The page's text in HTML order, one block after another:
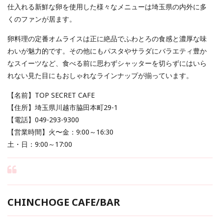
仕入れる新鮮な卵を使用した様々なメニューは埼玉県の内外に多
くのファンが居ます。
卵料理の定番オムライスは正に絶品でふわとろの食感と濃厚な味
わいが魅力的です。その他にもパスタやサラダにバラエティ豊か
なスイーツなど、食べる前に思わずシャッターを切らずにはいら
れない見た目にもおしゃれなラインナップが揃っています。
【名前】TOP SECRET CAFE
【住所】埼玉県川越市脇田本町29-1
【電話】049-293-9300
【営業時間】火〜金：9:00～16:30
土・日：9:00～17:00
CHINCHOGE CAFE/BAR